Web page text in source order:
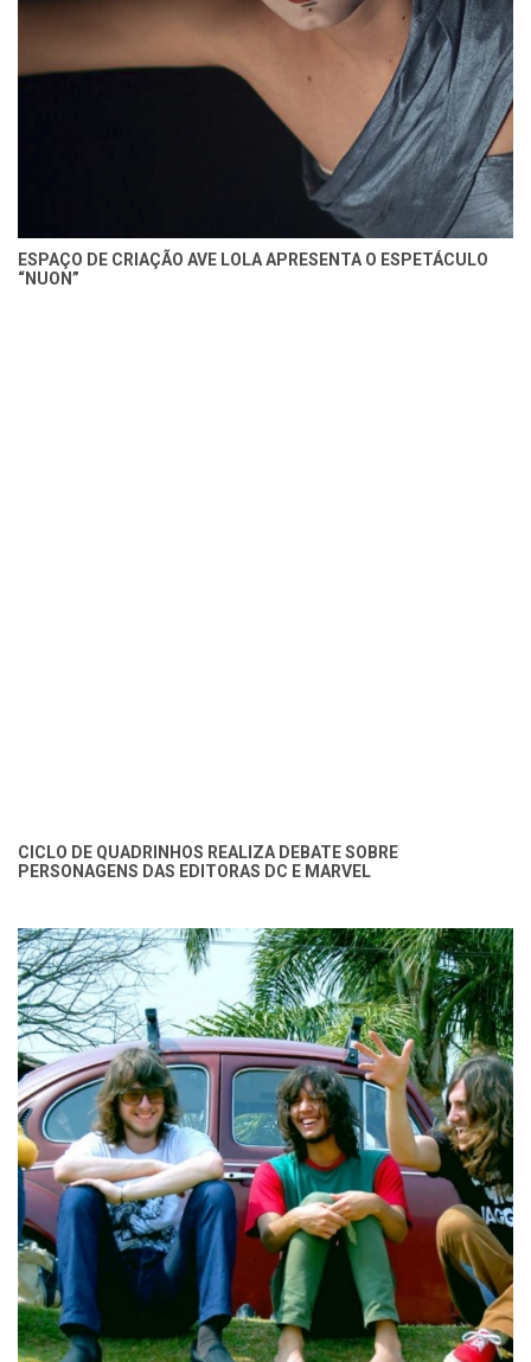
ESPAÇO DE CRIAÇÃO AVE LOLA APRESENTA O ESPETÁCULO
“NUON”
CICLO DE QUADRINHOS REALIZA DEBATE SOBRE
PERSONAGENS DAS EDITORAS DC E MARVEL